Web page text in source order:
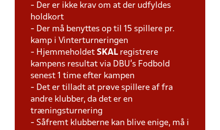
- Der er ikke krav om at der udfyldes
holdkort
- Der må benyttes op til 15 spillere pr.
kamp i Vinterturneringen
- Hjemmeholdet SKAL registrere
kampens resultat via DBU's Fodbold
senest 1 time efter kampen
- Det er tilladt at prøve spillere af fra
andre klubber, da det er en
træningsturnering
- Såfremt klubberne kan blive enige, må i